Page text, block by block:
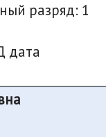
разряд: 1
дата